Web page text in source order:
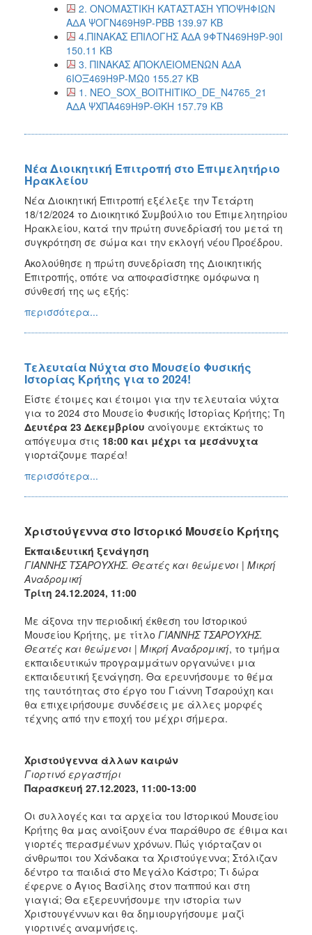
2. ΟΝΟΜΑΣΤΙΚΗ ΚΑΤΑΣΤΑΣΗ ΥΠΟΨΗΦΙΩΝ
ΑΔΑ ΨΟΓΝ469Η9Ρ-ΡΒΒ 139.97 KB
4.ΠΙΝΑΚΑΣ ΕΠΙΛΟΓΗΣ ΑΔΑ 9ΦΤΝ469Η9Ρ-90Ι
150.11 KB
3. ΠΙΝΑΚΑΣ ΑΠΟΚΛΕΙΟΜΕΝΩΝ ΑΔΑ
6ΙΟΞ469Η9Ρ-ΜΩ0 155.27 KB
1. NEO_SOX_BOITHITIKO_DE_N4765_21
ΑΔΑ ΨΧΠΑ469Η9Ρ-ΘΚΗ 157.79 KB
Νέα Διοικητική Επιτροπή στο Επιμελητήριο
Ηρακλείου
Νέα Διοικητική Επιτροπή εξέλεξε την Τετάρτη
18/12/2024 το Διοικητικό Συμβούλιο του Επιμελητηρίου
Ηρακλείου, κατά την πρώτη συνεδρίασή του μετά τη
συγκρότηση σε σώμα και την εκλογή νέου Προέδρου.
Ακολούθησε η πρώτη συνεδρίαση της Διοικητικής
Επιτροπής, οπότε να αποφασίστηκε ομόφωνα η
σύνθεσή της ως εξής:
περισσότερα...
Τελευταία Νύχτα στο Μουσείο Φυσικής
Ιστορίας Κρήτης για το 2024!
Είστε έτοιμες και έτοιμοι για την τελευταία νύχτα
για το 2024 στο Μουσείο Φυσικής Ιστορίας Κρήτης; Τη
Δευτέρα 23 Δεκεμβρίου ανοίγουμε εκτάκτως το
απόγευμα στις 18:00 και μέχρι τα μεσάνυχτα
γιορτάζουμε παρέα!
περισσότερα...
Χριστούγεννα στο Ιστορικό Μουσείο Κρήτης
Εκπαιδευτική ξενάγηση
ΓΙΑΝΝΗΣ ΤΣΑΡΟΥΧΗΣ. Θεατές και θεώμενοι | Μικρή
Αναδρομική
Τρίτη 24.12.2024, 11:00
Με άξονα την περιοδική έκθεση του Ιστορικού
Μουσείου Κρήτης, με τίτλο ΓΙΑΝΝΗΣ ΤΣΑΡΟΥΧΗΣ.
Θεατές και θεώμενοι | Μικρή Αναδρομική, το τμήμα
εκπαιδευτικών προγραμμάτων οργανώνει μια
εκπαιδευτική ξενάγηση. Θα ερευνήσουμε το θέμα
της ταυτότητας στο έργο του Γιάννη Τσαρούχη και
θα επιχειρήσουμε συνδέσεις με άλλες μορφές
τέχνης από την εποχή του μέχρι σήμερα.
Χριστούγεννα άλλων καιρών
Γιορτινό εργαστήρι
Παρασκευή 27.12.2023, 11:00-13:00
Οι συλλογές και τα αρχεία του Ιστορικού Μουσείου
Κρήτης θα μας ανοίξουν ένα παράθυρο σε έθιμα και
γιορτές περασμένων χρόνων. Πώς γιόρταζαν οι
άνθρωποι του Χάνδακα τα Χριστούγεννα; Στόλιζαν
δέντρο τα παιδιά στο Μεγάλο Κάστρο; Τι δώρα
έφερνε ο Άγιος Βασίλης στον παππού και στη
γιαγιά; Θα εξερευνήσουμε την ιστορία των
Χριστουγέννων και θα δημιουργήσουμε μαζί
γιορτινές αναμνήσεις.